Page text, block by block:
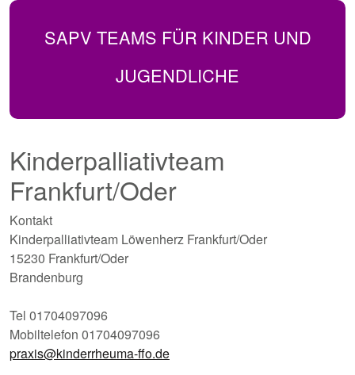
SAPV TEAMS FÜR KINDER UND
JUGENDLICHE
Kinderpalliativteam
Frankfurt/Oder
Kontakt
Kinderpalliativteam Löwenherz Frankfurt/Oder
15230 Frankfurt/Oder
Brandenburg
Tel 01704097096
Mobiltelefon 01704097096
praxis@kinderrheuma-ffo.de